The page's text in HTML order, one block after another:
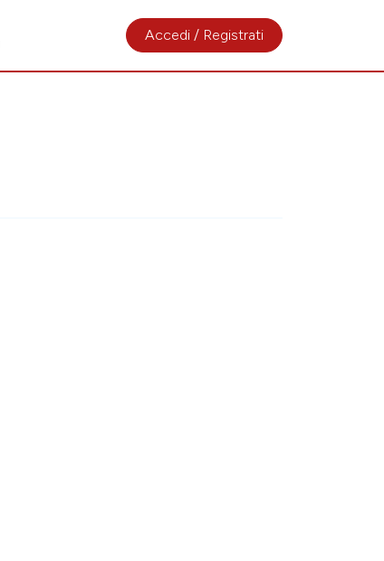
Accedi / Registrati